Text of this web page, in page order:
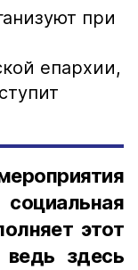
при
епархии,
этот
здесь